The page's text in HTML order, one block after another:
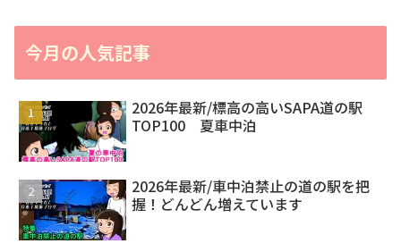
今月の人気記事
2026年最新/標高の高いSAPA道の駅
TOP100 夏車中泊
2026年最新/車中泊禁止の道の駅を把
握！どんどん増えています